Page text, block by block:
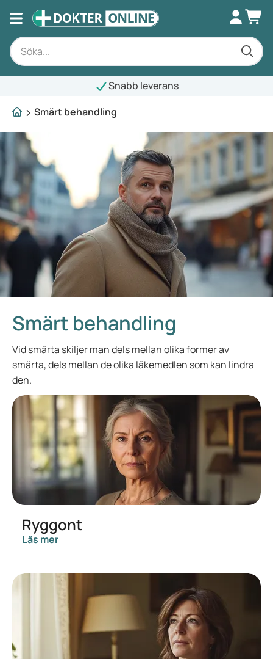
Snabb leverans
Smärt behandling
Smärt behandling
Vid smärta skiljer man dels mellan olika former av
smärta, dels mellan de olika läkemedlen som kan lindra
den.
Ryggont
Läs mer